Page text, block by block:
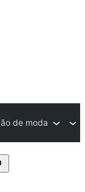
de moda